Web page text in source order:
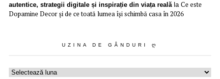
autentice, strategii digitale și inspirație din viața realăla Ce este
Dopamine Decor și de ce toată lumea își schimbă casa în 2026
UZINA DE GÂNDURI Ღ
Uzina